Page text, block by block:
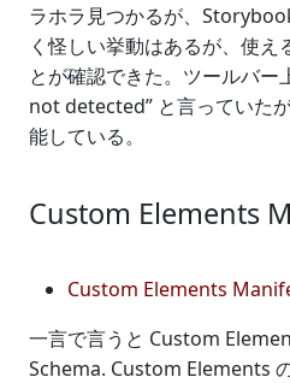
ラホラ見つかるが、
く怪しい挙動はあるが、使え
とが確認できた。ツールバー
not detected” と言っていた
能している。
Custom Elements
Custom Elements
一言で言うと Custom
Schema. Custom Elements